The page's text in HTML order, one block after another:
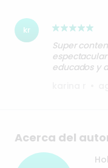
kr
Super
educados y
Acerca del